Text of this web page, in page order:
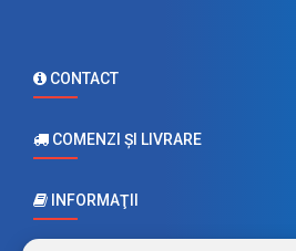
CONTACT
COMENZI ŞI LIVRARE
INFORMAŢII